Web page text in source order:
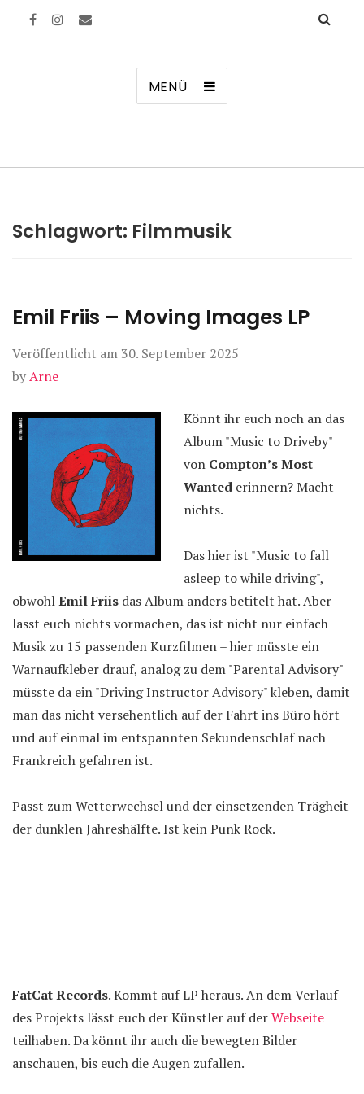
MENÜ
Schlagwort: Filmmusik
Emil Friis – Moving Images LP
Veröffentlicht am 30. September 2025
byArne
Könnt ihr euch noch an das
Album "Music to Driveby"
von Compton’s Most
Wanted erinnern? Macht
nichts.
Das hier ist "Music to fall
asleep to while driving",
obwohlEmil Friis das Album anders betitelt hat. Aber
lasst euch nichts vormachen, das ist nicht nur einfach
Musik zu 15 passenden Kurzfilmen – hier müsste ein
Warnaufkleber drauf, analog zu dem "Parental Advisory"
müsste da ein "Driving Instructor Advisory" kleben, damit
man das nicht versehentlich auf der Fahrt ins Büro hört
und auf einmal im entspannten Sekundenschlaf nach
Frankreich gefahren ist.
Passt zum Wetterwechsel und der einsetzenden Trägheit
der dunklen Jahreshälfte. Ist kein Punk Rock.
FatCat Records. Kommt auf LP heraus. An dem Verlauf
des Projekts lässt euch der Künstler auf derWebseite
teilhaben. Da könnt ihr auch die bewegten Bilder
anschauen, bis euch die Augen zufallen.